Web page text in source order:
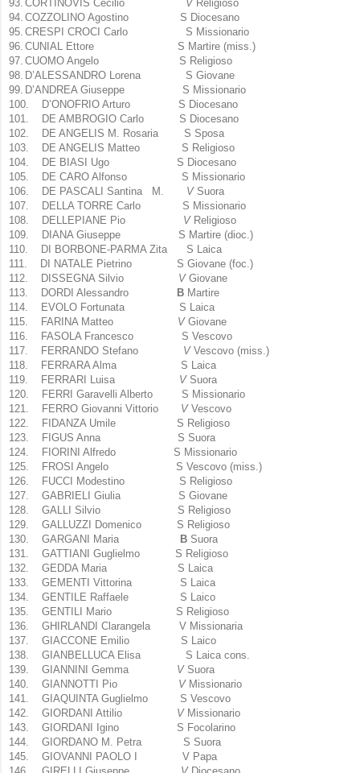
93. CORTINOVIS Cecilio V Religioso
94. COZZOLINO Agostino S Diocesano
95. CRESPI CROCI Carlo S Missionario
96. CUNIAL Ettore S Martire (miss.)
97. CUOMO Angelo S Religioso
98. D’ALESSANDRO Lorena S Giovane
99. D’ANDREA Giuseppe S Missionario
100.
D’ONOFRIO Arturo S Diocesano
101.
DE AMBROGIO Carlo S Diocesano
102.
DE ANGELIS M. Rosaria S Sposa
103.
DE ANGELIS Matteo S Religioso
104.
DE BIASI Ugo S Diocesano
105.
DE CARO Alfonso S Missionario
106.
DE PASCALI Santina M. V Suora
107.
DELLA TORRE Carlo S Missionario
108.
DELLEPIANE Pio V Religioso
109.
DIANA Giuseppe S Martire (dioc.)
110.
DI BORBONE-PARMA Zita S Laica
111.
DI NATALE Pietrino S Giovane (foc.)
112.
DISSEGNA Silvio V Giovane
113.
DORDI Alessandro B Martire
114.
EVOLO Fortunata S Laica
115.
FARINA Matteo V Giovane
116.
FASOLA Francesco S Vescovo
117.
FERRANDO Stefano V Vescovo (miss.)
118.
FERRARA Alma S Laica
119.
FERRARI Luisa V Suora
120.
FERRI Garavelli Alberto S Missionario
121.
FERRO Giovanni Vittorio V Vescovo
122.
FIDANZA Umile S Religioso
123.
FIGUS Anna S Suora
124.
FIORINI Alfredo S Missionario
125.
FROSI Angelo S Vescovo (miss.)
126.
FUCCI Modestino S Religioso
127.
GABRIELI Giulia S Giovane
128.
GALLI Silvio S Religioso
129.
GALLUZZI Domenico S Religioso
130.
GARGANI Maria B Suora
131.
GATTIANI Guglielmo S Religioso
132.
GEDDA Maria S Laica
133.
GEMENTI Vittorina S Laica
134.
GENTILE Raffaele S Laico
135.
GENTILI Mario S Religioso
136.
GHIRLANDI Clarangela V Missionaria
137.
GIACCONE Emilio S Laico
138.
GIANBELLUCA Elisa S Laica cons.
139.
GIANNINI Gemma V Suora
140.
GIANNOTTI Pio V Missionario
141.
GIAQUINTA Guglielmo S Vescovo
142.
GIORDANI Attilio V Missionario
143.
GIORDANI Igino S Focolarino
144.
GIORDANO M. Petra S Suora
145.
GIOVANNI PAOLO I V Papa